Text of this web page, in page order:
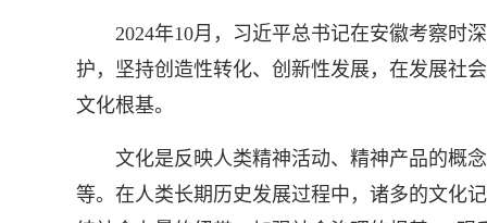
2024年10月，习近平总书记在安徽考察时深
护，坚持创造性转化、创新性发展，在发展社
文化根基。
文化是反映人类精神活动、精神产品的概念
等。在人类长期历史发展过程中，诸多的文化